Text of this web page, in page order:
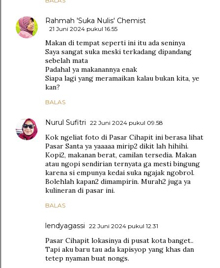
Rahmah 'Suka Nulis' Chemist
21 Juni 2024 pukul 16.55
Makan di tempat seperti ini itu ada seninya
Saya sangat suka meski terkadang dipandang
sebelah mata
Padahal ya makanannya enak
Siapa lagi yang meramaikan kalau bukan kita, ye
kan?
BALAS
Nurul Sufitri 22 Juni 2024 pukul 09.58
Kok ngeliat foto di Pasar Cihapit ini berasa lihat
Pasar Santa ya yaaaaa mirip2 dikit lah hihihi.
Kopi2, makanan berat, camilan tersedia. Makan
atau ngopi sendirian ternyata ga mesti bingung
karena si empunya kedai suka ngajak ngobrol.
Bolehlah kapan2 dimampirin. Murah2 juga ya
kulineran di pasar ini.
BALAS
lendyagassi 22 Juni 2024 pukul 12.31
Pasar Cihapit lokasinya di pusat kota banget..
Tapi aku baru tau ada kapisyop yang khas dan
tetep nyaman buat nongs.